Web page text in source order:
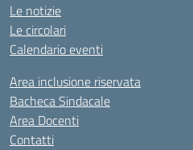
Le notizie
Le circolari
Calendario eventi
Area inclusione riservata
Bacheca Sindacale
Area Docenti
Contatti